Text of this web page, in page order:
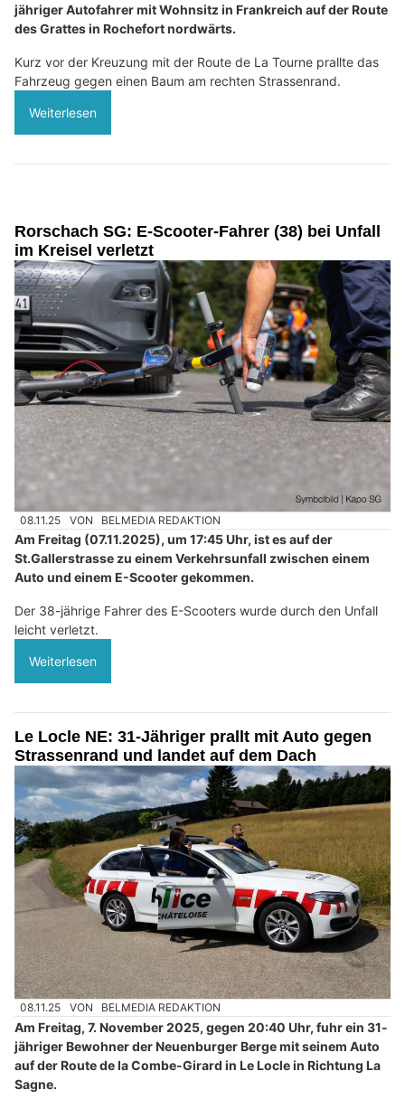
jähriger Autofahrer mit Wohnsitz in Frankreich auf der Route
des Grattes in Rochefort nordwärts.
Kurz vor der Kreuzung mit der Route de La Tourne prallte das
Fahrzeug gegen einen Baum am rechten Strassenrand.
Weiterlesen
Rorschach SG: E-Scooter-Fahrer (38) bei Unfall
im Kreisel verletzt
08.11.25 VON BELMEDIA REDAKTION
Am Freitag (07.11.2025), um 17:45 Uhr, ist es auf der
St.Gallerstrasse zu einem Verkehrsunfall zwischen einem
Auto und einem E-Scooter gekommen.
Der 38-jährige Fahrer des E-Scooters wurde durch den Unfall
leicht verletzt.
Weiterlesen
Le Locle NE: 31-Jähriger prallt mit Auto gegen
Strassenrand und landet auf dem Dach
08.11.25 VON BELMEDIA REDAKTION
Am Freitag, 7. November 2025, gegen 20:40 Uhr, fuhr ein 31-
jähriger Bewohner der Neuenburger Berge mit seinem Auto
auf der Route de la Combe-Girard in Le Locle in Richtung La
Sagne.